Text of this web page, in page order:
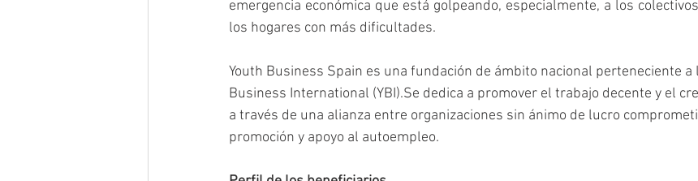
emergencia económica que está golpeando, especialmente, a los
los hogares con más dificultades.
Youth Business Spain es una fundación de ámbito nacional perteneciente a
Business International (YBI).Se dedica a promover el trabajo decente y el
a través de una alianza entre organizaciones sin ánimo de lucro
promoción y apoyo al autoempleo.